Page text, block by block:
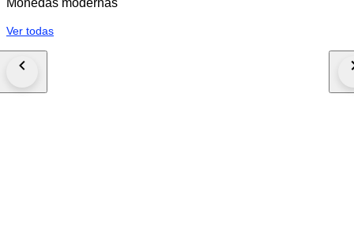
Monedas modernas
Ver todas